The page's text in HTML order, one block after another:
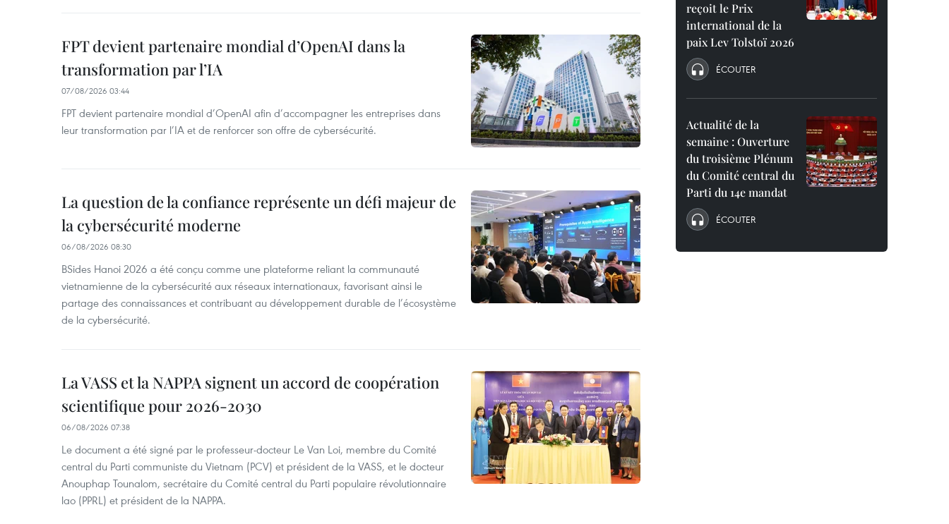
FPT devient partenaire mondial d’OpenAI dans la
transformation par l’IA
07/08/2026 03:44
FPT devient partenaire mondial d’OpenAI afin d’accompagner les entreprises dans
leur transformation par l’IA et de renforcer son offre de cybersécurité.
La question de la confiance représente un défi majeur de
la cybersécurité moderne
06/08/2026 08:30
BSides Hanoi 2026 a été conçu comme une plateforme reliant la communauté
vietnamienne de la cybersécurité aux réseaux internationaux, favorisant ainsi le
partage des connaissances et contribuant au développement durable de l’écosystème
de la cybersécurité.
La VASS et la NAPPA signent un accord de coopération
scientifique pour 2026-2030
06/08/2026 07:38
Le document a été signé par le professeur-docteur Le Van Loi, membre du Comité
central du Parti communiste du Vietnam (PCV) et président de la VASS, et le docteur
Anouphap Tounalom, secrétaire du Comité central du Parti populaire révolutionnaire
lao (PPRL) et président de la NAPPA.
reçoit le Prix
international de la
paix Lev Tolstoï 2026
ÉCOUTER
Actualité de la
semaine : Ouverture
du troisième Plénum
du Comité central du
Parti du 14e mandat
ÉCOUTER